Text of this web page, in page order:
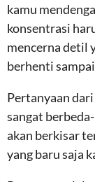
kamu
konsentrasi
mencerna detil
berhenti
Pertanyaan dari
sangat
akan berkisar
yang baru saja